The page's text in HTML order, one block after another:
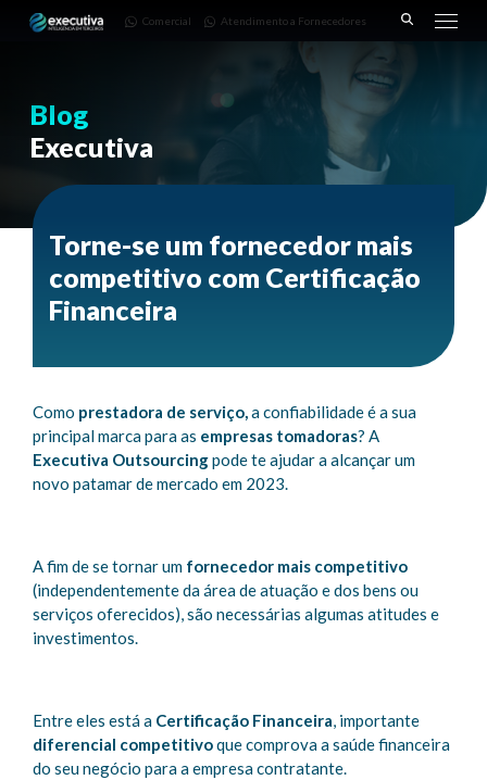
3668-
Pinhais
Comercial Atendimento a Fornecedores
Blog
Executiva
Torne-se um fornecedor mais
competitivo com Certificação
Financeira
Como prestadora de serviço,a confiabilidade é a sua
principal marca para as empresas tomadoras? A
Executiva Outsourcingpode te ajudar a alcançar um
novo patamar de mercado em 2023.
A fim de se tornar um fornecedor mais competitivo
(independentemente da área de atuação e dos bens ou
serviços oferecidos), são necessárias algumas atitudes e
investimentos.
Entre eles está a Certificação Financeira, importante
diferencial competitivoque comprova a saúde financeira
do seu negócio para a empresa contratante.